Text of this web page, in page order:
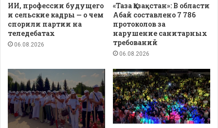
ИИ, профессии будущего
и сельские кадры — о чем
спорили партии на
теледебатах
06.08.2026
«Таза Қазақстан»: В области
Абай составлено 7 786
протоколов за
нарушение санитарных
требований
06.08.2026